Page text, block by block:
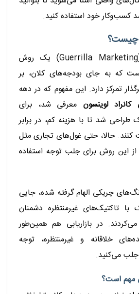
کسب‌وکار خود استفاده کنید.
چیست؟
بازاریابی چریکی (Guerrilla Marketing) یک روش
است که به جای بودجه‌های کلان، بر
تمرکز دارد. این مفهوم که در دهه
لوینسون معرفی شد، برای
شد تا با هزینه کم، در برابر
کنند. حالا، حتی غول‌های تجاری مثل
این روش برای جلب توجه استفاده
چریکی الهام گرفته شده، جایی
تاکتیک‌های غیرمنتظره دشمنان
می‌کردند. در بازاریابی هم همین‌طور
خلاقانه و غیرمنتظره، توجه
جلب می‌کنید.
مهم است؟